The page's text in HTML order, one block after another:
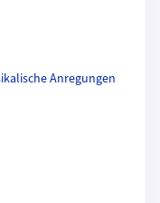
Anregungen